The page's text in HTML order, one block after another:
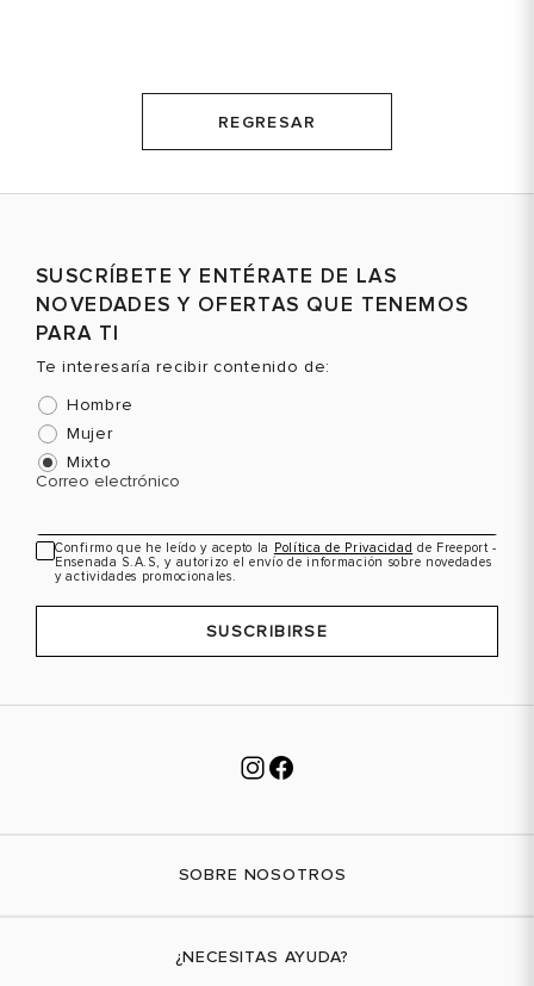
REGRESAR
SUSCRÍBETE Y ENTÉRATE DE LAS
NOVEDADES Y OFERTAS QUE TENEMOS
PARA TI
Te interesaría recibir contenido de:
Hombre
Mujer
Mixto
Correo electrónico
Confirmo que he leído y acepto la Política de Privacidad de Freeport -
Ensenada S.A.S, y autorizo el envío de información sobre novedades
y actividades promocionales.
SUSCRIBIRSE
SOBRE NOSOTROS
¿NECESITAS AYUDA?